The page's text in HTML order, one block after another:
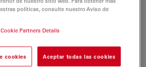
políticas, consulte nuestro Aviso de
Partners Details
cookies Aceptar todas las cookies